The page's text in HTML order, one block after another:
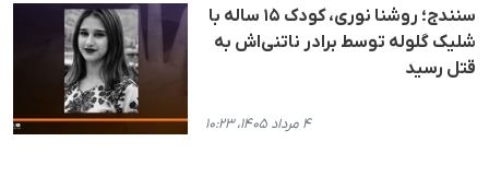
سنندج؛ روشنا نوری، کودک ۱۵ ساله با
شلیک گلوله توسط برادر ناتنی‌اش به
قتل رسید
۴ مرداد ۱۴۰۵، ۱۰:۲۳